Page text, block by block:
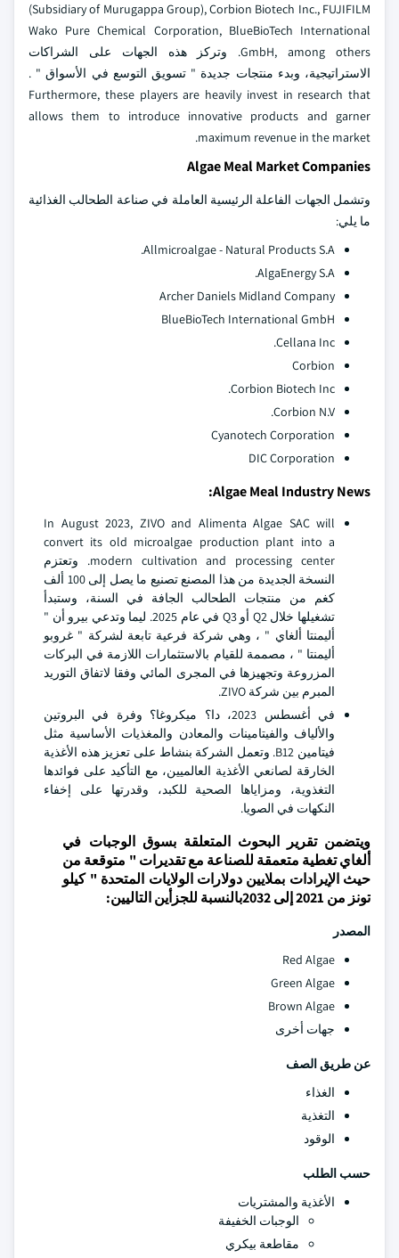
(Subsidiary of Murugappa Group), Corbion Biotech Inc., FUJIFILM
Wako Pure Chemical Corporation, BlueBioTech International
GmbH, among others. وتركز هذه الجهات على الشراكات
الاستراتيجية، وبدء منتجات جديدة " تسويق التوسع في الأسواق " .
Furthermore, these players are heavily invest in research that
allows them to introduce innovative products and garner
maximum revenue in the market.
Algae Meal Market Companies
وتشمل الجهات الفاعلة الرئيسية العاملة في صناعة الطحالب الغذائية
ما يلي:
Allmicroalgae - Natural Products S.A.
AlgaEnergy S.A.
Archer Daniels Midland Company
BlueBioTech International GmbH
Cellana Inc.
Corbion
Corbion Biotech Inc.
Corbion N.V.
Cyanotech Corporation
DIC Corporation
Algae Meal Industry News:
In August 2023, ZIVO and Alimenta Algae SAC will
convert its old microalgae production plant into a
modern cultivation and processing center. وتعتزم
النسخة الجديدة من هذا المصنع تصنيع ما يصل إلى 100 ألف
كغم من منتجات الطحالب الجافة في السنة، وستبدأ
تشغيلها خلال Q2 أو Q3 في عام 2025. ليما وتدعي بيرو أن "
أليمنتا ألغاي " ، وهي شركة فرعية تابعة لشركة " غروبو
أليمنتا " ، مصممة للقيام بالاستثمارات اللازمة في البركات
المزروعة وتجهيزها في المجرى المائي وفقا لاتفاق التوريد
المبرم بين شركة ZIVO.
في أغسطس 2023، دا؟ ميكروغا؟ وفرة في البروتين
والألياف والفيتامينات والمعادن والمغذيات الأساسية مثل
فيتامين B12. وتعمل الشركة بنشاط على تعزيز هذه الأغذية
الخارقة لصانعي الأغذية العالميين، مع التأكيد على فوائدها
التغذوية، ومزاياها الصحية للكبد، وقدرتها على إخفاء
النكهات في الصويا.
ويتضمن تقرير البحوث المتعلقة بسوق الوجبات في
ألغاي تغطية متعمقة للصناعة مع تقديرات " متوقعة من
حيث الإيرادات بملايين دولارات الولايات المتحدة " كيلو
تونز من 2021 إلى 2032بالنسبة للجزأين التاليين:
المصدر
Red Algae
Green Algae
Brown Algae
جهات أخرى
عن طريق الصف
الغذاء
التغذية
الوقود
حسب الطلب
الأغذية والمشتريات
الوجبات الخفيفة
مقاطعة بيكري